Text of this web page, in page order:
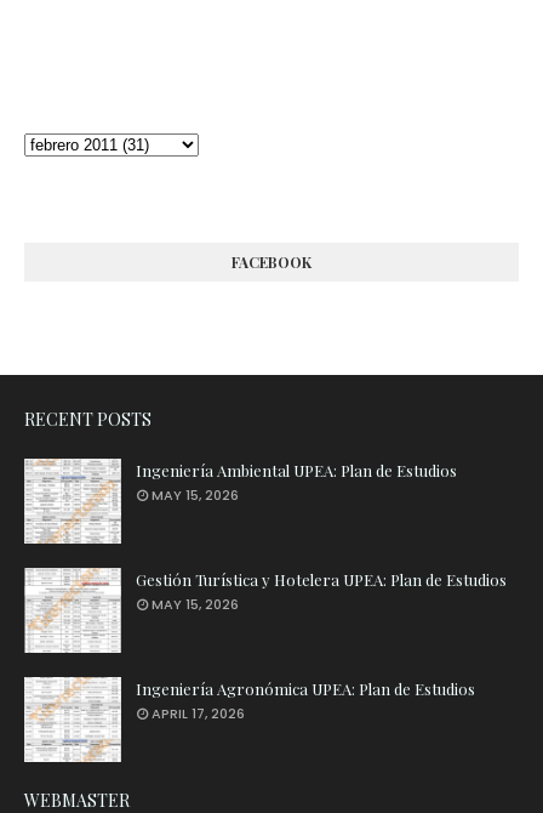
FACEBOOK
RECENT POSTS
Ingeniería Ambiental UPEA: Plan de Estudios
MAY 15, 2026
Gestión Turística y Hotelera UPEA: Plan de Estudios
MAY 15, 2026
Ingeniería Agronómica UPEA: Plan de Estudios
APRIL 17, 2026
WEBMASTER